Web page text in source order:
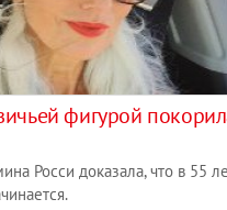
фигурой
Росси доказала, что в 55